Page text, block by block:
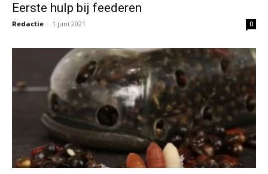
Eerste hulp bij feederen
Redactie - 1 juni 2021 0